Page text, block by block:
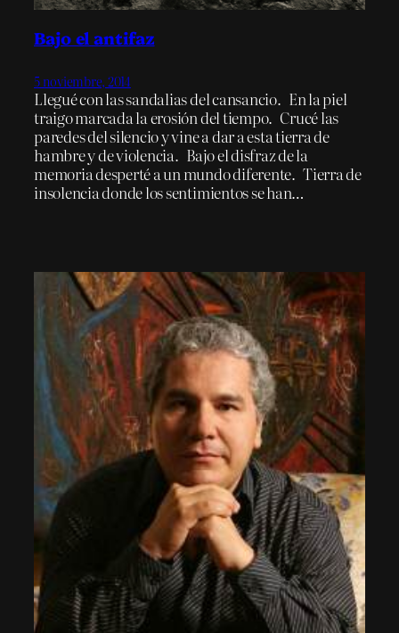
Bajo el antifaz
5 noviembre, 2014
Llegué con las sandalias del cansancio. En la piel
traigo marcada la erosión del tiempo. Crucé las
paredes del silencio y vine a dar a esta tierra de
hambre y de violencia. Bajo el disfraz de la
memoria desperté a un mundo diferente. Tierra de
insolencia donde los sentimientos se han…